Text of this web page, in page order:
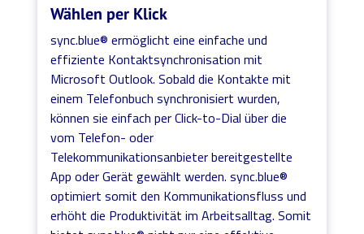
Wählen per Klick
sync.blue® ermöglicht eine einfache und
effiziente Kontaktsynchronisation mit
Microsoft Outlook. Sobald die Kontakte mit
einem Telefonbuch synchronisiert wurden,
können sie einfach per Click-to-Dial über die
vom Telefon- oder
Telekommunikationsanbieter bereitgestellte
App oder Gerät gewählt werden. sync.blue®
optimiert somit den Kommunikationsfluss und
erhöht die Produktivität im Arbeitsalltag. Somit